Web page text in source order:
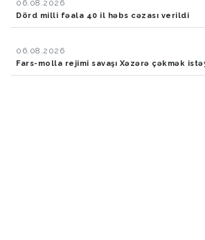
06.08.2026
Dörd milli fəala 40 il həbs cəzası verildi
06.08.2026
Fars-molla rejimi savaşı Xəzərə çəkmək